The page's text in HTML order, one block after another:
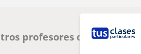
profesores de Cocina